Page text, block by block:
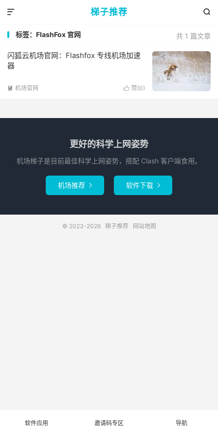
梯子推荐 

共 1 篇文章
标签：FlashFox 官网
闪狐云机场官网：Flashfox 专线机场加速
器
 赞(0)
 机场官网
更好的科学上网姿势
机场梯子是目前最佳科学上网姿势，搭配 Clash 客户端食用。
机场推荐  软件下载 
© 2023-2026 梯子推荐 网站地图
软件应用 邀请码专区 导航